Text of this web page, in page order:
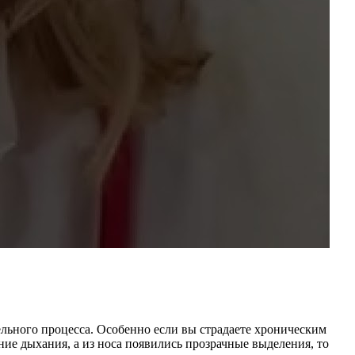
процесса. Особенно если вы страдаете хроническим
дыхания, а из носа появились прозрачные выделения, то